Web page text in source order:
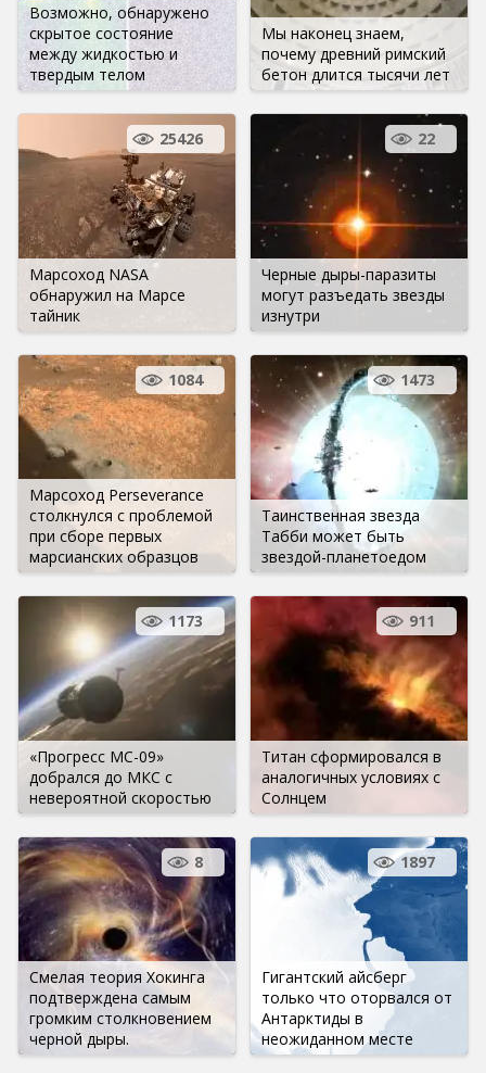
Возможно, обнаружено
скрытое состояние
между жидкостью и
твердым телом
Мы наконец знаем,
почему древний римский
бетон длится тысячи лет
Марсоход NASA
обнаружил на Марсе
тайник
25426
Черные дыры-паразиты
могут разъедать звезды
изнутри
22
Марсоход Perseverance
столкнулся с проблемой
при сборе первых
марсианских образцов
1084
Таинственная звезда
Табби может быть
звездой-планетоедом
1473
«Прогресс МС-09»
добрался до МКС с
невероятной скоростью
1173
Титан сформировался в
аналогичных условиях с
Солнцем
911
Смелая теория Хокинга
подтверждена самым
громким столкновением
черной дыры.
8
Гигантский айсберг
только что оторвался от
Антарктиды в
неожиданном месте
1897